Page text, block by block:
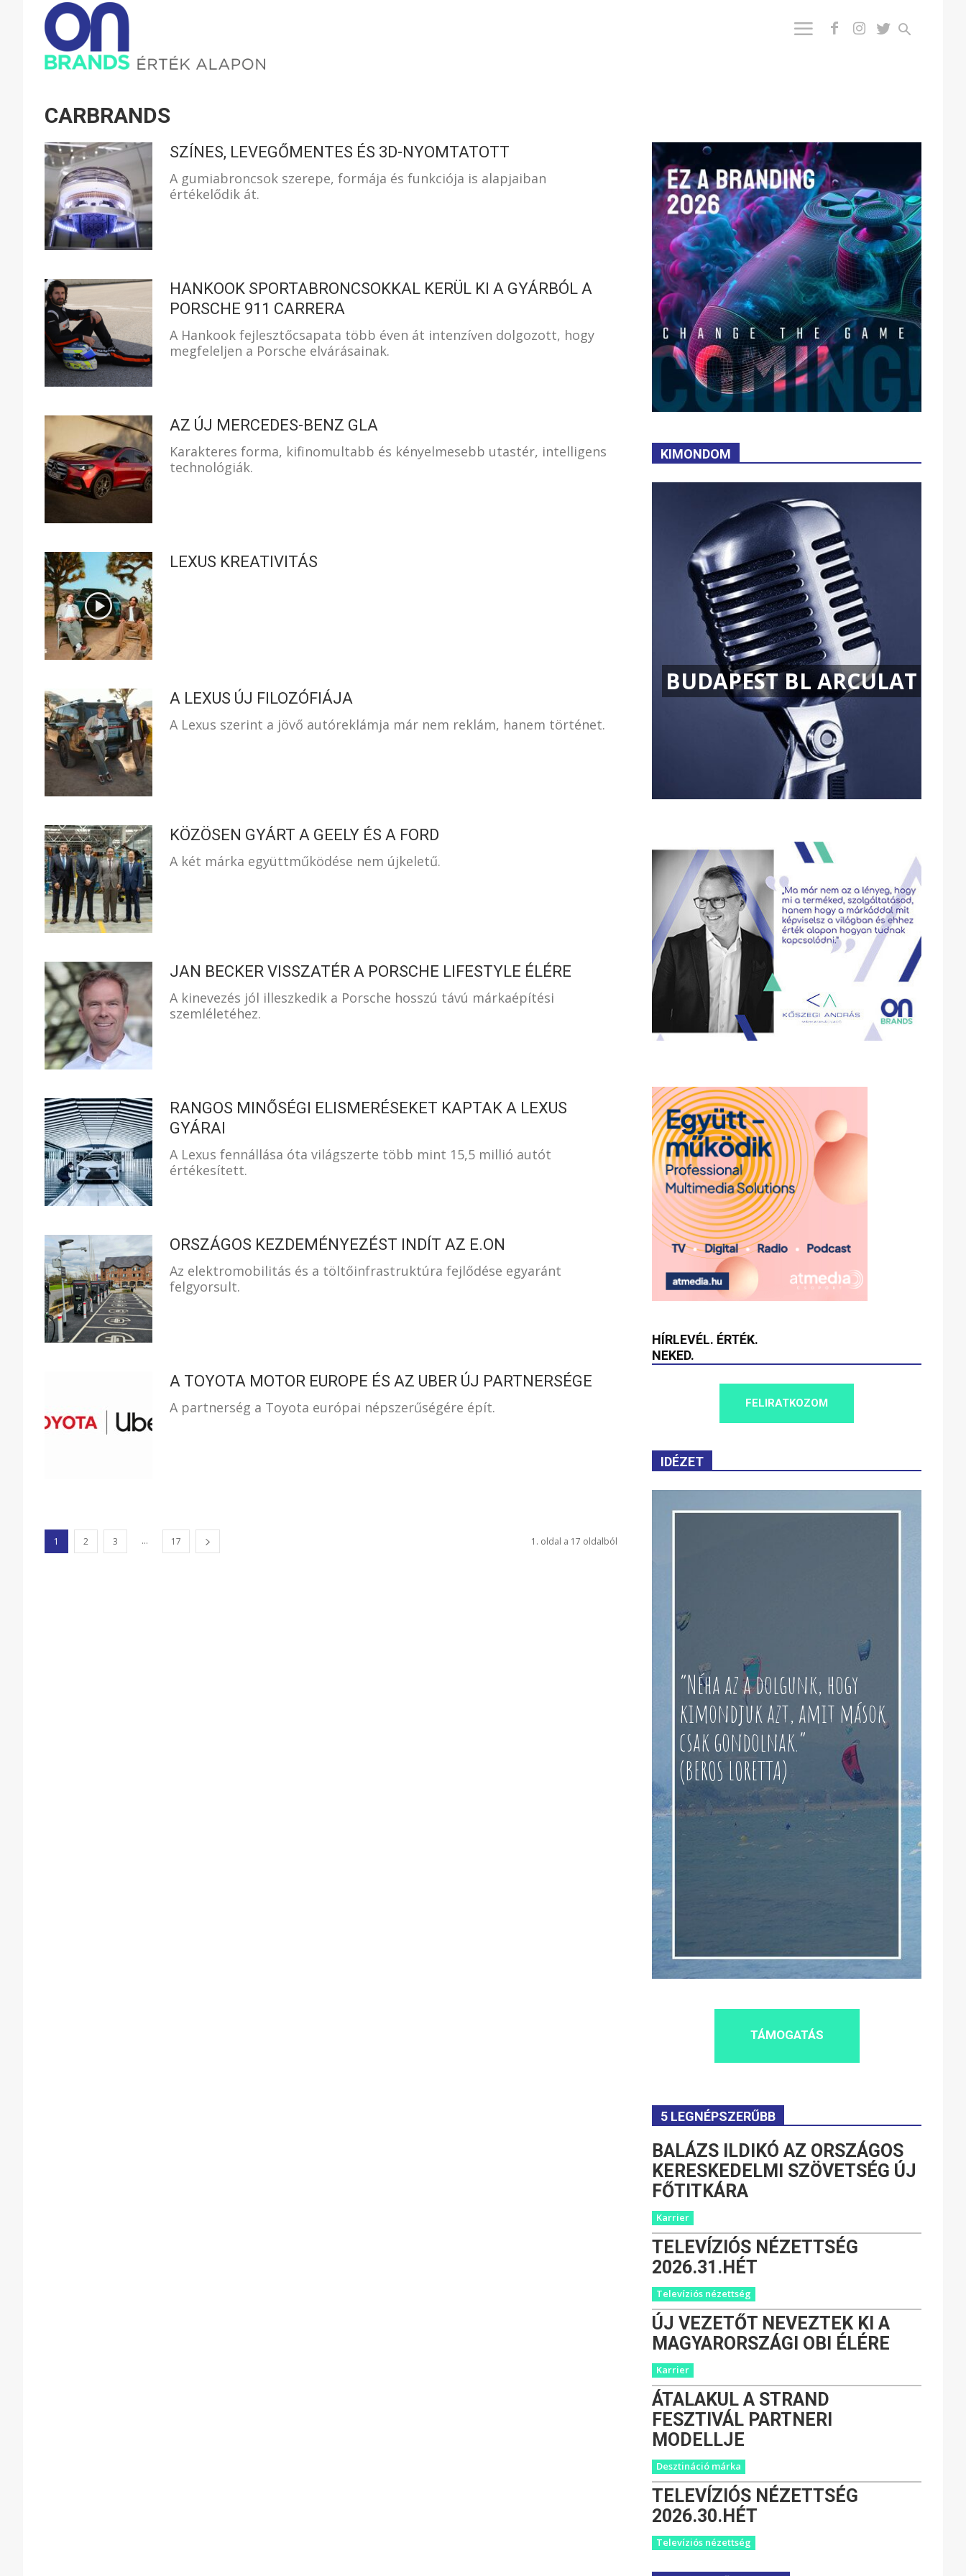
ÉRTÉK
CARBRANDS
SZÍNES, LEVEGŐMENTES ÉS 3D-NYOMTATOTT
A gumiabroncsok szerepe, formája és funkciója is alapjaiban
értékelődik át.
HANKOOK SPORTABRONCSOKKAL KERÜL KI A GYÁRBÓL A
PORSCHE 911 CARRERA
A Hankook fejlesztőcsapata több éven át intenzíven dolgozott, hogy
megfeleljen a Porsche elvárásainak.
AZ ÚJ MERCEDES-BENZ GLA
Karakteres forma, kifinomultabb és kényelmesebb utastér, intelligens
technológiák.
LEXUS KREATIVITÁS
A LEXUS ÚJ FILOZÓFIÁJA
A Lexus szerint a jövő autóreklámja már nem reklám, hanem történet.
KÖZÖSEN GYÁRT A GEELY ÉS A FORD
A két márka együttműködése nem újkeletű.
JAN BECKER VISSZATÉR A PORSCHE LIFESTYLE ÉLÉRE
A kinevezés jól illeszkedik a Porsche hosszú távú márkaépítési
szemléletéhez.
RANGOS MINŐSÉGI ELISMERÉSEKET KAPTAK A LEXUS
GYÁRAI
A Lexus fennállása óta világszerte több mint 15,5 millió autót
értékesített.
ORSZÁGOS KEZDEMÉNYEZÉST INDÍT AZ E.ON
Az elektromobilitás és a töltőinfrastruktúra fejlődése egyaránt
felgyorsult.
A TOYOTA MOTOR EUROPE ÉS AZ UBER ÚJ PARTNERSÉGE
A partnerség a Toyota európai népszerűségére épít.
1 2 3 ... 17 1. oldal a 17 oldalból
KIMONDOM
BUDAPEST BL ARCULAT
HÍRLEVÉL. ÉRTÉK.
NEKED.
FELIRATKOZOM
IDÉZET
“Néha az a dolgunk, hogy
kimondjuk azt, amit mások
csak gondolnak.”
(BEROS LORETTA)
TÁMOGATÁS
5 LEGNÉPSZERŰBB
BALÁZS ILDIKÓ AZ ORSZÁGOS
KERESKEDELMI SZÖVETSÉG ÚJ
FŐTITKÁRA
Karrier
TELEVÍZIÓS NÉZETTSÉG
2026.31.HÉT
Televíziós nézettség
ÚJ VEZETŐT NEVEZTEK KI A
MAGYARORSZÁGI OBI ÉLÉRE
Karrier
ÁTALAKUL A STRAND
FESZTIVÁL PARTNERI
MODELLJE
Desztináció márka
TELEVÍZIÓS NÉZETTSÉG
2026.30.HÉT
Televíziós nézettség